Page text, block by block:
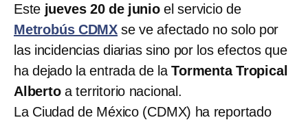
Este jueves 20 de junioel servicio de
Metrobús CDMX se ve afectado no solo por
las incidencias diarias sino por los efectos que
ha dejado la entrada de laTormenta Tropical
Alberto a territorio nacional.
La Ciudad de México (CDMX) ha reportado